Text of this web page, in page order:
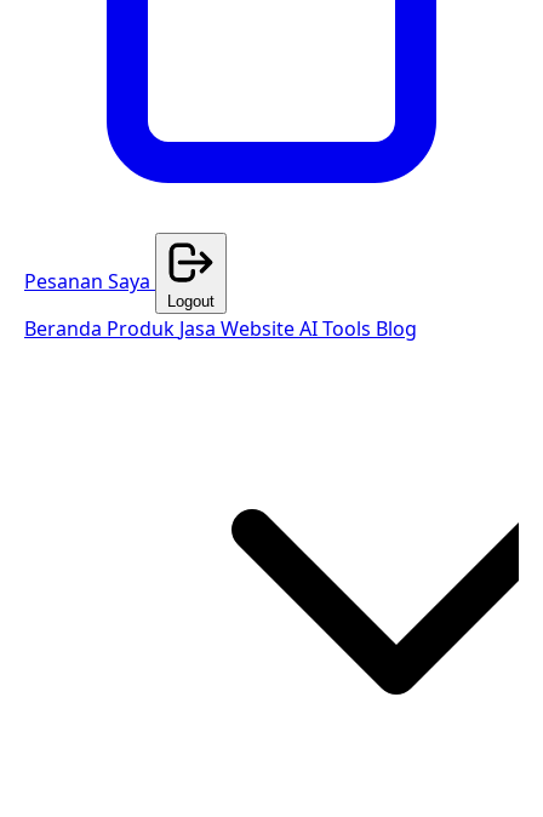
Pesanan Saya
Logout
Beranda Produk Jasa WebsiteAI Tools Blog